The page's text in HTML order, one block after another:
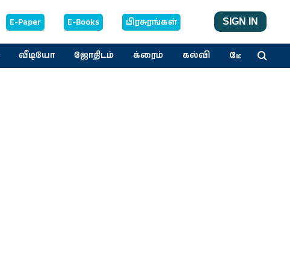
E-Paper E-Books பிரசுரங்கள் SIGN IN
வீடியோ ஜோதிடம் க்ரைம் கல்வி மேலும்